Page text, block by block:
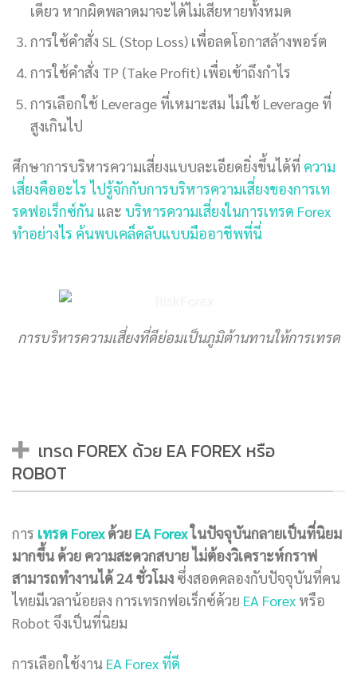
เดียว หากผิดพลาดมาจะได้ไม่เสียหายทั้งหมด
การใช้คำสั่ง SL (Stop Loss) เพื่อลดโอกาสล้างพอร์ต
การใช้คำสั่ง TP (Take Profit) เพื่อเข้าถึงกำไร
การเลือกใช้ Leverage ที่เหมาะสม ไม่ใช้ Leverage ที่
สูงเกินไป
ศึกษาการบริหารความเสี่ยงแบบละเอียดยิ่งขึ้นได้ที่ ความ
เสี่ยงคืออะไร ไปรู้จักกับการบริหารความเสี่ยงของการเท
รดฟอเร็กซ์กัน และ บริหารความเสี่ยงในการเทรด Forex
ทำอย่างไร ค้นพบเคล็ดลับแบบมืออาชีพที่นี่
การบริหารความเสี่ยงที่ดีย่อมเป็นภูมิต้านทานให้การเทรด
เทรด FOREX ด้วย EA FOREX หรือ
ROBOT
การ เทรด Forexด้วย EA Forexในปัจจุบันกลายเป็นที่นิยม
มากขึ้น ด้วย ความสะดวกสบาย ไม่ต้องวิเคราะห์กราฟ
สามารถทำงานได้ 24 ชั่วโมง ซึ่งสอดคลองกับปัจจุบันที่คน
ไทยมีเวลาน้อยลง การเทรกฟอเร็กซ์ด้วย EA Forex หรือ
Robot จึงเป็นที่นิยม
การเลือกใช้งาน EA Forex ที่ดี